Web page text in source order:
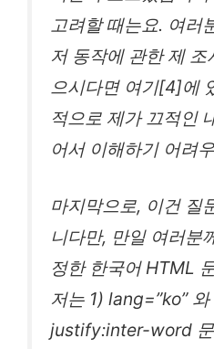
고려할 때는요. 여러
저 동작에 관한 제
으시다면 여기[4]에
적으로 제가 끄적인
어서 이해하기 어려
마지막으로, 이건 질
니다만, 만일 여러분
정한 한국어 HTML
저는 1) lang=”ko”
justify:inter-word 문